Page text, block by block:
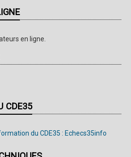
en ligne.
CDE35
du CDE35 : Echecs35info